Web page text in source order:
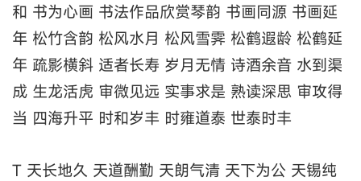
和 书为心画 书法作品欣赏琴韵 书画同源 书画延
年 松竹含韵 松风水月 松风雪霁 松鹤遐龄 松鹤延
年 疏影横斜 适者长寿 岁月无情 诗酒余音 水到渠
成 生龙活虎 审微见远 实事求是 熟读深思 审攻得
当 四海升平 时和岁丰 时雍道泰 世泰时丰
T 天长地久 天道酬勤 天朗气清 天下为公 天锡纯